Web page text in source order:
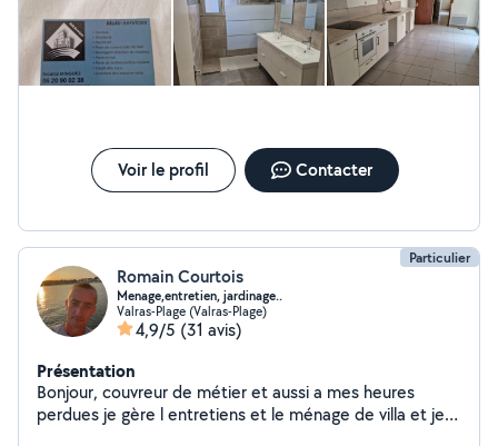
Voir le profil Contacter
Particulier
Romain Courtois
Menage,entretien, jardinage..
Valras-Plage (Valras-Plage)
4,9/5 (31 avis)
Présentation
Bonjour, couvreur de métier et aussi a mes heures
perdues je gère l entretiens et le ménage de villa et je